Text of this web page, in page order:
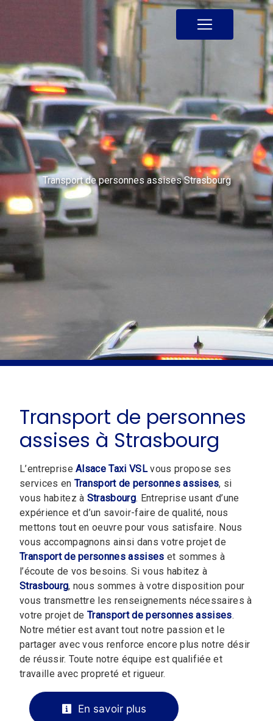
Transport de personnes assises Strasbourg
Transport de personnes
assises à Strasbourg
L’entrepriseAlsace Taxi VSLvous propose ses
services en Transport de personnes assises, si
vous habitez à Strasbourg. Entreprise usant d’une
expérience et d’un savoir-faire de qualité, nous
mettons tout en oeuvre pour vous satisfaire. Nous
vous accompagnons ainsi dans votre projet de
Transport de personnes assises et sommes à
l’écoute de vos besoins. Si vous habitez à
Strasbourg, nous sommes à votre disposition pour
vous transmettre les renseignements nécessaires à
votre projet deTransport de personnes assises.
Notre métier est avant tout notre passion et le
partager avec vous renforce encore plus notre désir
de réussir. Toute notre équipe est qualifiée et
travaille avec propreté et rigueur.
En savoir plus
Panneau de gestion des cookies